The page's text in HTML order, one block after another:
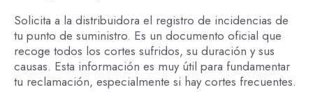
Solicita a la distribuidora el registro de incidencias de
tu punto de suministro. Es un documento oficial que
recoge todos los cortes sufridos, su duración y sus
causas. Esta información es muy útil para fundamentar
tu reclamación, especialmente si hay cortes frecuentes.